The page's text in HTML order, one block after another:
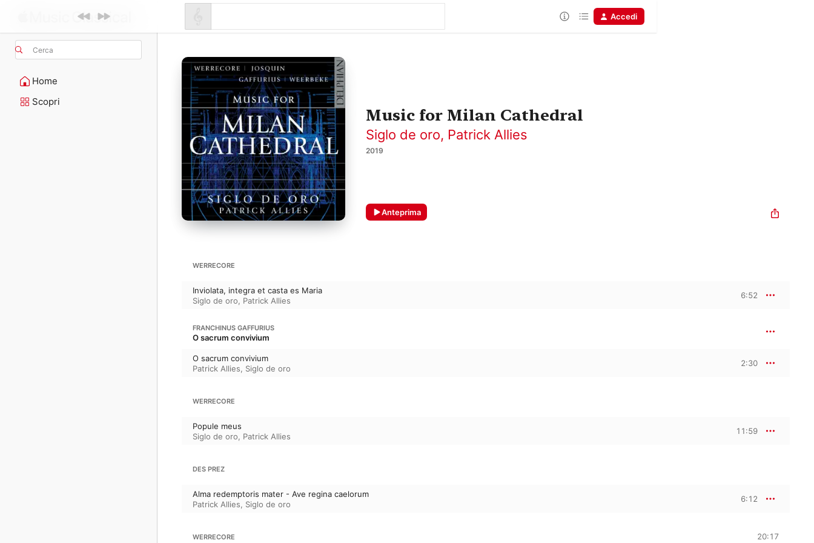
Cerca
Home
Scopri
Accedi
Music for Milan Cathedral
Siglo de oro, Patrick Allies
2019
Anteprima
WERRECORE
Inviolata, integra et casta es Maria
Siglo de oro, Patrick Allies
6:52
FRANCHINUS GAFFURIUS
O sacrum convivium
O sacrum convivium
Patrick Allies, Siglo de oro
2:30
WERRECORE
Popule meus
Siglo de oro, Patrick Allies
11:59
DES PREZ
Alma redemptoris mater - Ave regina caelorum
Patrick Allies, Siglo de oro
6:12
WERRECORE 20:17